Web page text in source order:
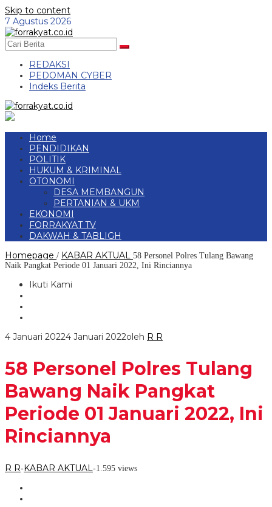
Skip to content
7 Agustus 2026
REDAKSI
PEDOMAN CYBER
Indeks Berita
Home
PENDIDIKAN
POLITIK
HUKUM & KRIMINAL
OTONOMI
DESA MEMBANGUN
PERTANIAN & UKM
EKONOMI
FORRAKYAT TV
DAKWAH & TABLIGH
Homepage / KABAR AKTUAL 58 Personel Polres Tulang Bawang
Naik Pangkat Periode 01 Januari 2022, Ini Rinciannya
Ikuti Kami
4 Januari 20224 Januari 2022oleh R R
58 Personel Polres Tulang
Bawang Naik Pangkat
Periode 01 Januari 2022, Ini
Rinciannya
R R-KABAR AKTUAL-1.595 views